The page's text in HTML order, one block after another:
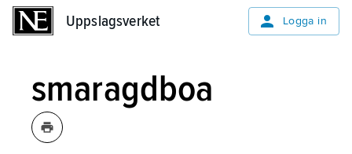
Uppslagsverket Logga in
smaragdboa